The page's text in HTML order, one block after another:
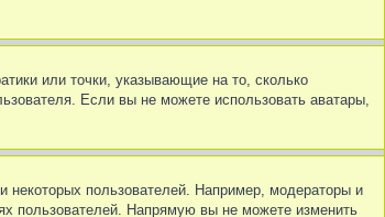
или точки, указывающие на то, сколько
Если вы не можете использовать аватары,
некоторых пользователей. Например, модераторы и
пользователей. Напрямую вы не можете изменить